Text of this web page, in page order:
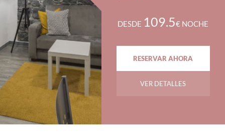
DESDE 109.5€ NOCHE
RESERVAR AHORA
VER DETALLES